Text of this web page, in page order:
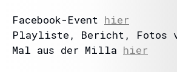
Facebook-Event hier
Playliste, Bericht, Fotos
Mal aus der Milla hier